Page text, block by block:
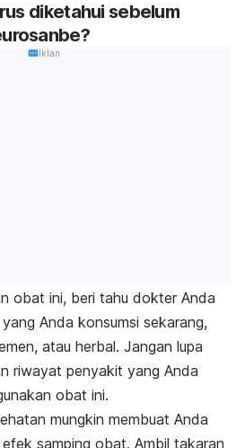
diketahui sebelum
Iklan
obat ini, beri tahu dokter Anda
Anda konsumsi sekarang,
atau herbal. Jangan lupa
riwayat penyakit yang Anda
obat ini.
mungkin membuat Anda
samping obat. Ambil takaran